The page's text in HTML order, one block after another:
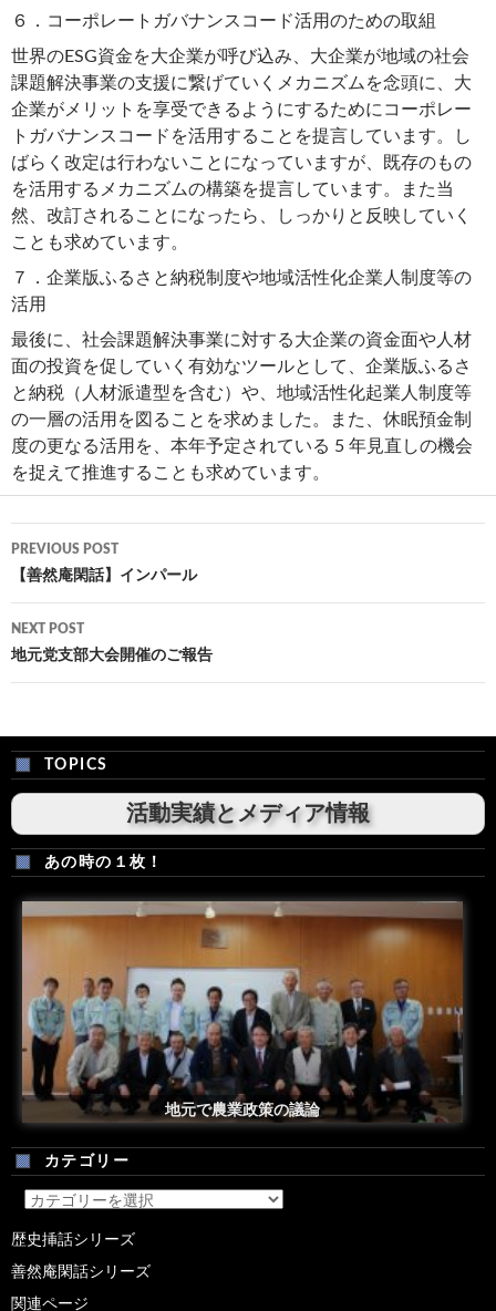
６．コーポレートガバナンスコード活用のための取組
世界のESG資金を大企業が呼び込み、大企業が地域の社会
課題解決事業の支援に繋げていくメカニズムを念頭に、大
企業がメリットを享受できるようにするためにコーポレー
トガバナンスコードを活用することを提言しています。し
ばらく改定は行わないことになっていますが、既存のもの
を活用するメカニズムの構築を提言しています。また当
然、改訂されることになったら、しっかりと反映していく
ことも求めています。
７．企業版ふるさと納税制度や地域活性化企業人制度等の
活用
最後に、社会課題解決事業に対する大企業の資金面や人材
面の投資を促していく有効なツールとして、企業版ふるさ
と納税（人材派遣型を含む）や、地域活性化起業人制度等
の一層の活用を図ることを求めました。また、休眠預金制
度の更なる活用を、本年予定されている 5 年見直しの機会
を捉えて推進することも求めています。
Post
navigation
PREVIOUS POST
【善然庵閑話】インパール
NEXT POST
地元党支部大会開催のご報告
TOPICS
活動実績とメディア情報
あの時の１枚！
安倍総理米国議会演説後の一コマ
地元で農業政策の議論
カテゴリー
カ
テ
リ
ー
歴史挿話シリーズ
善然庵閑話シリーズ
関連ページ